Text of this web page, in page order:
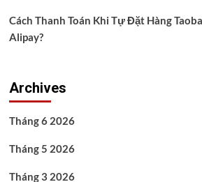
Cách Thanh Toán Khi Tự Đặt Hàng
Alipay?
Archives
Tháng 6 2026
Tháng 5 2026
Tháng 3 2026